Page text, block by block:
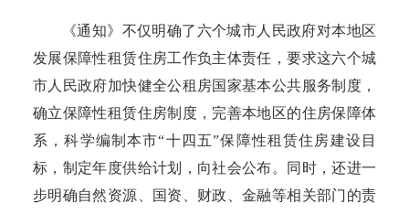
《通知》不仅明确了六个城市人民政府对本地区
发展保障性租赁住房工作负主体责任，要求这六个城
市人民政府加快健全公租房国家基本公共服务制度，
确立保障性租赁住房制度，完善本地区的住房保障体
系，科学编制本市“十四五”保障性租赁住房建设目
标，制定年度供给计划，向社会公布。同时，还进一
步明确自然资源、国资、财政、金融等相关部门的责